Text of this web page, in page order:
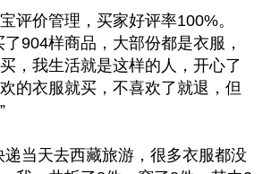
评价管理，买家好评率100%。
904样商品，大部份都是衣服，
，我生活就是这样的人，开心了
的衣服就买，不喜欢了就退，但
递当天去西藏旅游，很多衣服都没